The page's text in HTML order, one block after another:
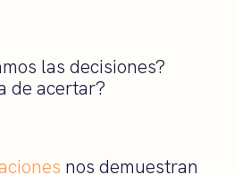
las decisiones?
de acertar?
nos demuestran